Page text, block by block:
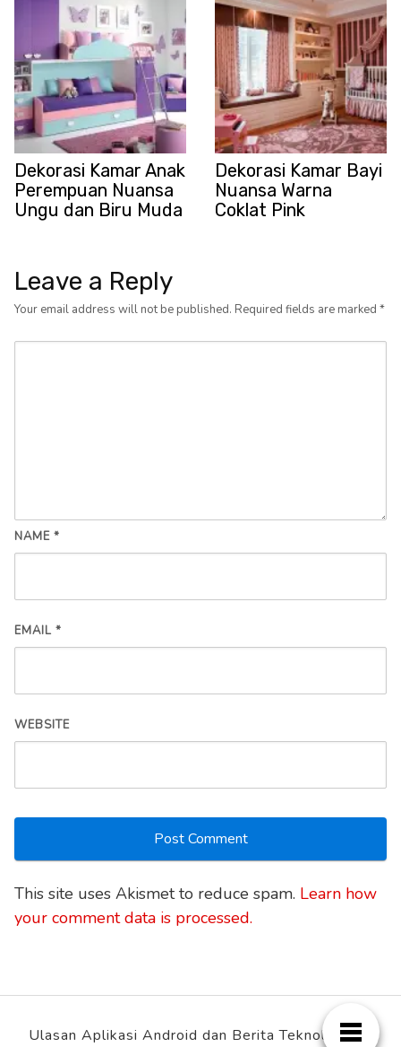
Dekorasi Kamar Anak
Perempuan Nuansa
Ungu dan Biru Muda
Dekorasi Kamar Bayi
Nuansa Warna
Coklat Pink
Leave a Reply
Your email address will not be published. Required fields are marked *
NAME *
EMAIL *
WEBSITE
This site uses Akismet to reduce spam. Learn how
your comment data is processed.
Ulasan Aplikasi Android dan Berita Teknologi